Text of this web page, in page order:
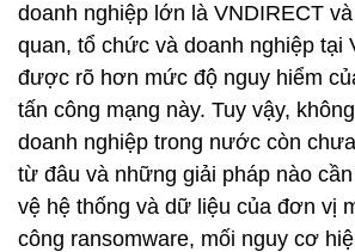
doanh nghiệp lớn là VNDIRECT
quan, tổ chức và doanh nghiệp tại
được rõ hơn mức độ nguy hiểm
tấn công mạng này. Tuy vậy,
doanh nghiệp trong nước còn
từ đâu và những giải pháp nào
vệ hệ thống và dữ liệu của đơn vị
công ransomware, mối nguy cơ